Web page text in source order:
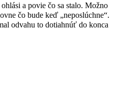
a povie čo sa stalo. Možno
čo bude keď „neposlúchne“.
odvahu to dotiahnúť do konca